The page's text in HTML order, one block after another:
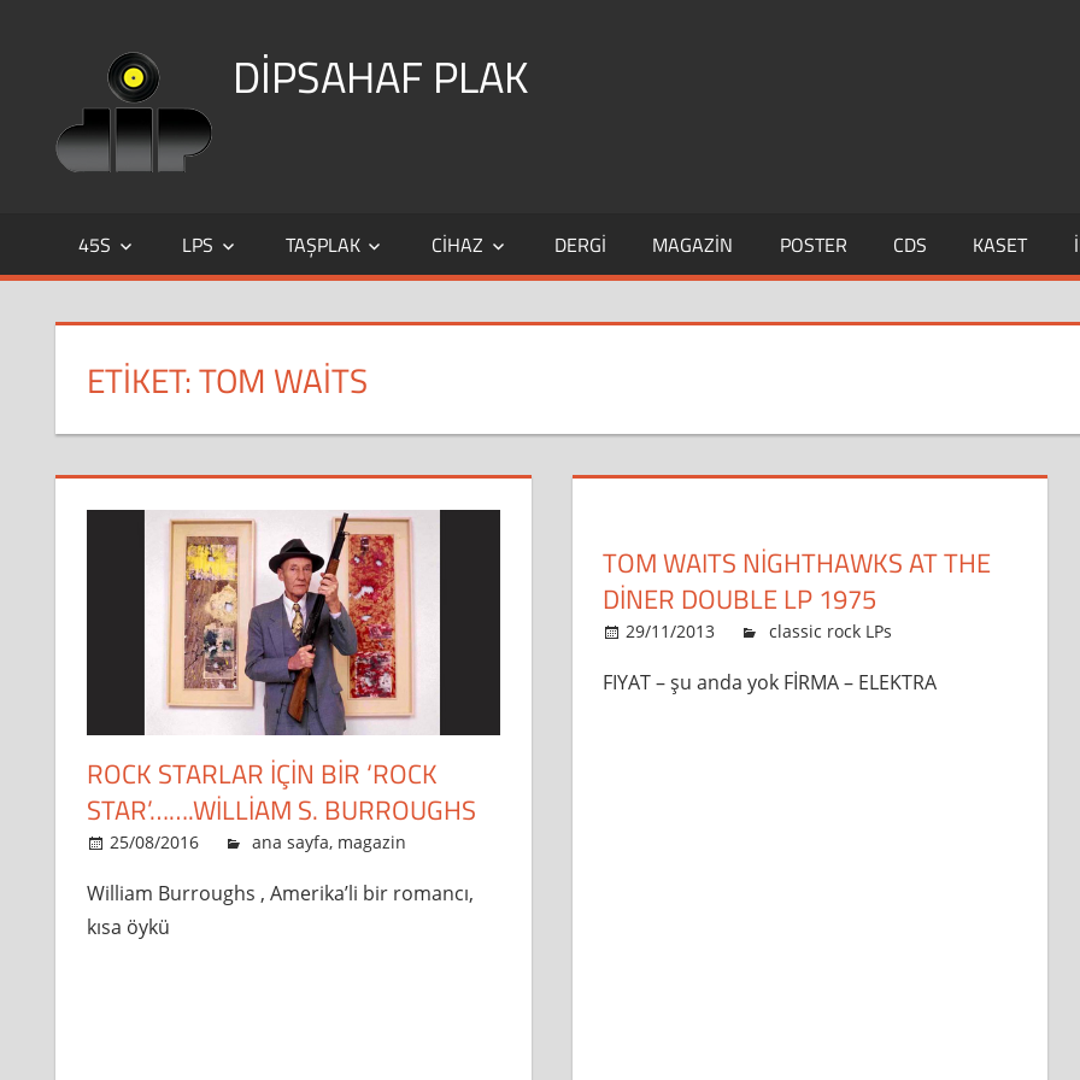
DİPSAHAF PLAK
DİPSAHAF
45S LPS TAŞPLAK CIHAZ DERGI MAGAZIN POSTER CDS KASET
ETIKET:TOM WAITS
ROCK STARLAR IÇIN BIR ‘ROCK
STAR’…….WILLIAM S. BURROUGHS
25/08/2016 admin
ana sayfa, magazin
William Burroughs , Amerika’li bir romancı,
kısa öykü
TOM WAITS NIGHTHAWKS AT THE
DINER DOUBLE LP 1975
29/11/2013 admin
classic rock LPs
FIYAT – şu anda yok FİRMA – ELEKTRA